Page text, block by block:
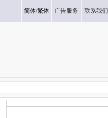
简体/繁体 广告服务 联系我们